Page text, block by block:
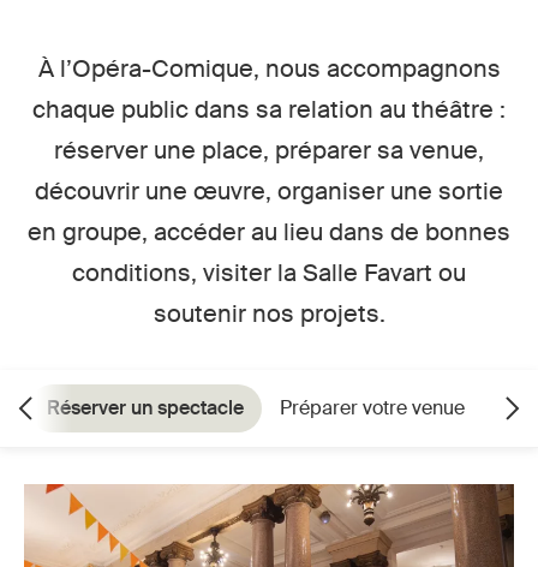
À l’Opéra-Comique, nous accompagnons
chaque public dans sa relation au théâtre :
réserver une place, préparer sa venue,
découvrir une œuvre, organiser une sortie
en groupe, accéder au lieu dans de bonnes
conditions, visiter la Salle Favart ou
soutenir nos projets.
Réserver un spectacle Préparer votre venue